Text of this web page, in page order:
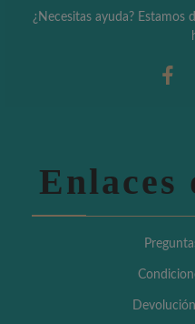
¿Necesitas ayuda?
Enlaces